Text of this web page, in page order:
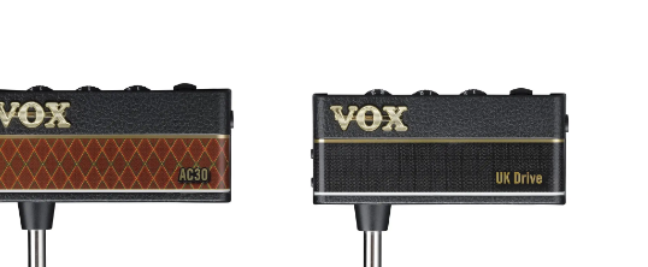
amano il classico timbro
di un ampli boutique.
i chitarristi amanti delle distorsioni
potenti e timbro tagliente.